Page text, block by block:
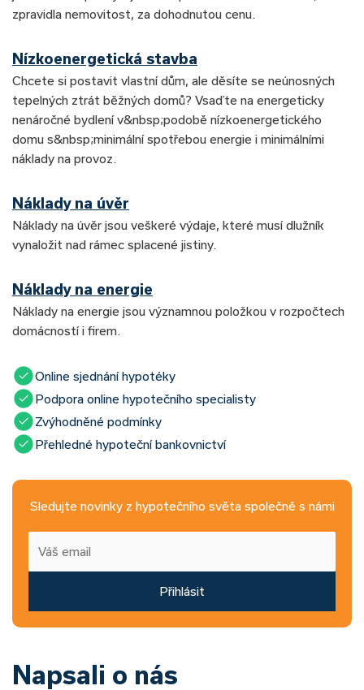
zpravidla nemovitost, za dohodnutou cenu.
Nízkoenergetická stavba
Chcete si postavit vlastní dům, ale děsíte se neúnosných
tepelných ztrát běžných domů? Vsaďte na energeticky
nenáročné bydlení v&nbsp;podobě nízkoenergetického
domu s&nbsp;minimální spotřebou energie i minimálními
náklady na provoz.
Náklady na úvěr
Náklady na úvěr jsou veškeré výdaje, které musí dlužník
vynaložit nad rámec splacené jistiny.
Náklady na energie
Náklady na energie jsou významnou položkou v rozpočtech
domácností i firem.
Online sjednání hypotéky
Podpora online hypotečního specialisty
Zvýhodněné podmínky
Přehledné hypoteční bankovnictví
Sledujte novinky z hypotečního světa společně s námi
Přihlásit
Napsali o nás